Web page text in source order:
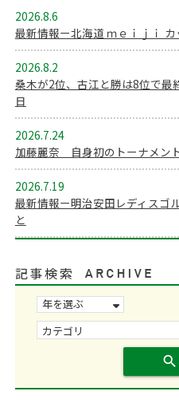
2026.8.6
最新情報ー北海道 ｍｅｉｊｉ
2026.8.2
桑木が2位、古江と勝は8位で
日
2026.7.24
加藤麗奈 自身初のトーナメン
2026.7.19
最新情報ー明治安田レディスゴ
と
記事検索
search